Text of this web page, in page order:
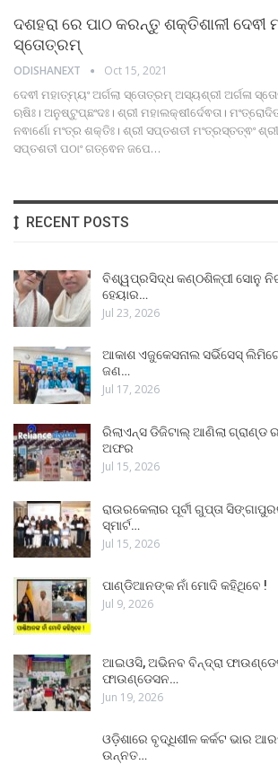
ଦଶହରା ରେ ପାଠ କରନ୍ତୁ ଶକ୍ତିଶାଳୀ ଦେଵୀ
ସ୍ତୋତ୍ରମ୍
ODISHANEXT Oct 15, 2021
ଦେଵୀ ମହାତ୍ମ୍ୟଂ ଅର୍ଗଲା ସ୍ତୋତ୍ରମ୍ ଅସ୍ୟଶ୍ରୀ ଅର୍ଗଳା
ଋଷିଃ। ଅନୁଷ୍ଟୁପ୍ଛଂଦଃ। ଶ୍ରୀ ମହାଲକ୍ଷୀର୍ଦେଵତା।
ନଵାର୍ଣୋ ମଂତ୍ର ଶକ୍ତିଃ। ଶ୍ରୀ ସପ୍ତଶତୀ ମଂତ୍ରସ୍ତତ୍ଵଂ
ସପ୍ତଶତୀ ପଠାଂ ଗତ୍ଵେନ ଜପେ…
RECENT POSTS
ବିଶ୍ୱପ୍ରସିଦ୍ଧ କଣ୍ଠଶିଳ୍ପୀ ସୋନୁ
ହେୟାର…
Jul 23, 2026
ଆକାଶ ଏଜୁକେସନାଲ ସର୍ଭିସେସ୍
ଜଣ…
Jul 17, 2026
ରିଲାଏନ୍ସ ଡିଜିଟାଲ୍ ଆଣିଲା ଗ୍ରାଣ୍ଡ
ଅଫର
Jul 15, 2026
ରାଉରକେଲାର ପୂର୍ବୀ ଗୁପ୍ତା
ସ୍ମାର୍ଟ…
Jul 15, 2026
ପାଣ୍ଡିଆନଙ୍କ ନାଁ ମୋଦି କହିଥିବେ !
Jul 9, 2026
ଆଇଓସି, ଅଭିନବ ବିନ୍ଦ୍ରା
ଫାଉଣ୍ଡେସନ…
Jun 19, 2026
ଓଡ଼ିଶାରେ ବୃଦ୍ଧିଶୀଳ କର୍କଟ ଭାର
ଉନ୍ନତ…